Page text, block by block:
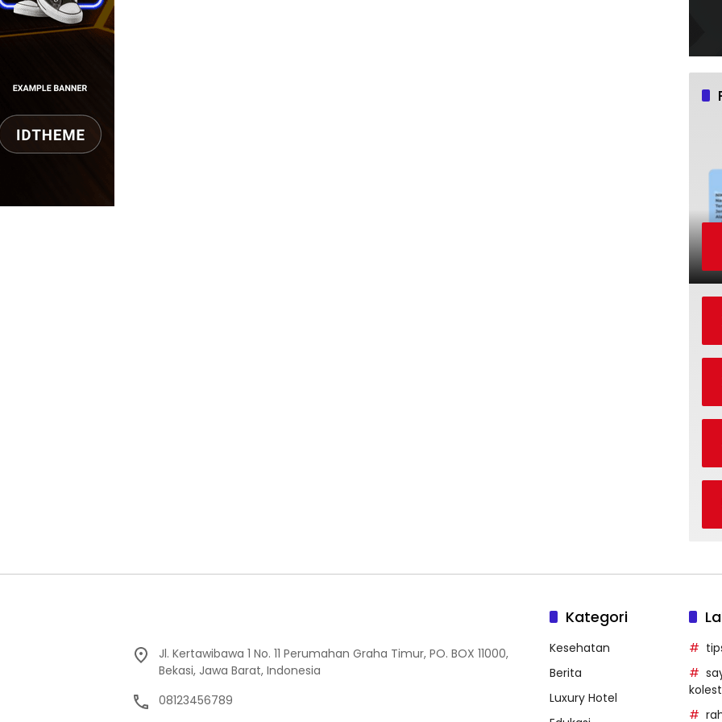
Jl. Kertawibawa 1 No. 11 Perumahan Graha Timur, PO. BOX 11000,
Bekasi, Jawa Barat, Indonesia
08123456789
Kategori
Kesehatan
Berita
Luxury Hotel